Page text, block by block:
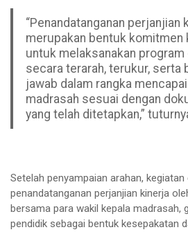
“Penandatanganan perjanjian
merupakan bentuk komitmen
untuk melaksanakan program
secara terarah, terukur, serta
jawab dalam rangka
madrasah sesuai dengan
yang telah ditetapkan,”
Setelah penyampaian arahan, kegiatan
penandatanganan perjanjian kinerja
bersama para wakil kepala madrasah,
pendidik sebagai bentuk kesepakatan